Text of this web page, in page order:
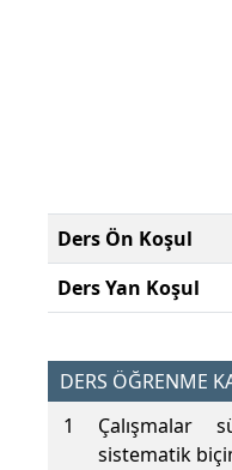
Ders Ön Koşul
Ders Yan Koşul
DERS ÖĞRENME
1
Çalışmalar
sistematik